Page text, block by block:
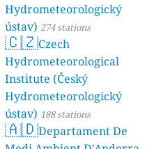
Hydrometeorologický
ústav) 274 stations
🇨🇿Czech
Hydrometeorological
Institute (Český
Hydrometeorologický
ústav) 188 stations
🇦🇩Departament De